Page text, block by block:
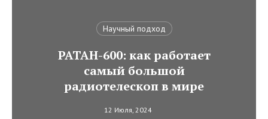
Научный подход
РАТАН-600: как работает
самый большой
радиотелескоп в мире
12 Июля, 2024